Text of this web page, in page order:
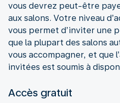
vous devrez peut-être
aux salons. Votre niveau
vous permet d’inviter une
que la plupart des salons
vous accompagner, et que
invitées est soumis à
Accès gratuit